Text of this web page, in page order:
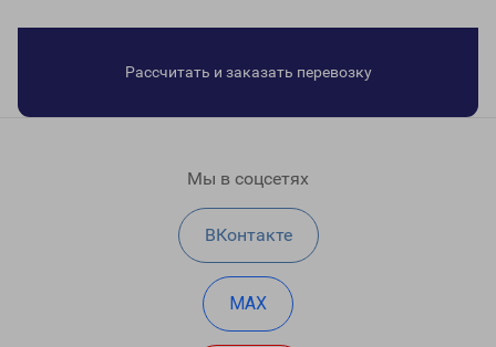
Рассчитать и заказать перевозку
Мы в соцсетях
ВКонтакте
MAX